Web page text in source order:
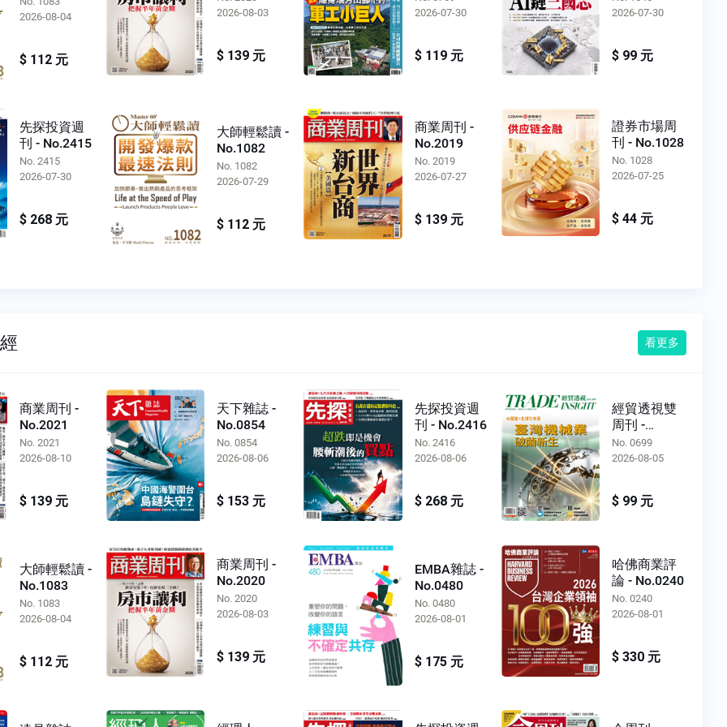
2026-08-04
$ 112 元
2026-08-03
$ 139 元
2026-07-30
$ 119 元
2026-07-30
$ 99 元
先探投資週
刊 - No.2415
No. 2415
2026-07-30
$ 268 元
大師輕鬆讀 -
No.1082
No. 1082
2026-07-29
$ 112 元
商業周刊 -
No.2019
No. 2019
2026-07-27
$ 139 元
證券市場周
刊 - No.1028
No. 1028
2026-07-25
$ 44 元
看更多
商業周刊 -
No.2021
No. 2021
2026-08-10
$ 139 元
天下雜誌 -
No.0854
No. 0854
2026-08-06
$ 153 元
先探投資週
刊 - No.2416
No. 2416
2026-08-06
$ 268 元
經貿透視雙
周刊 -
No.0699
No. 0699
2026-08-05
$ 99 元
大師輕鬆讀 -
No.1083
No. 1083
2026-08-04
$ 112 元
商業周刊 -
No.2020
No. 2020
2026-08-03
$ 139 元
EMBA雜誌 -
No.0480
No. 0480
2026-08-01
$ 175 元
哈佛商業評
論 - No.0240
No. 0240
2026-08-01
$ 330 元